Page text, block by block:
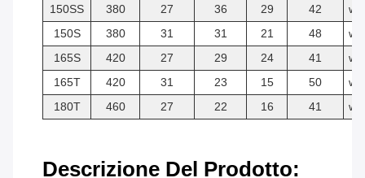
150SS
380 27 36 29 42
w/y
150S
380 31 31 21 48
w/y
165S
420 27 29 24 41
w/y
165T
420 31 23 15 50
w/y
180T
460 27 22 16 41 w/y
Descrizione Del Prodotto: